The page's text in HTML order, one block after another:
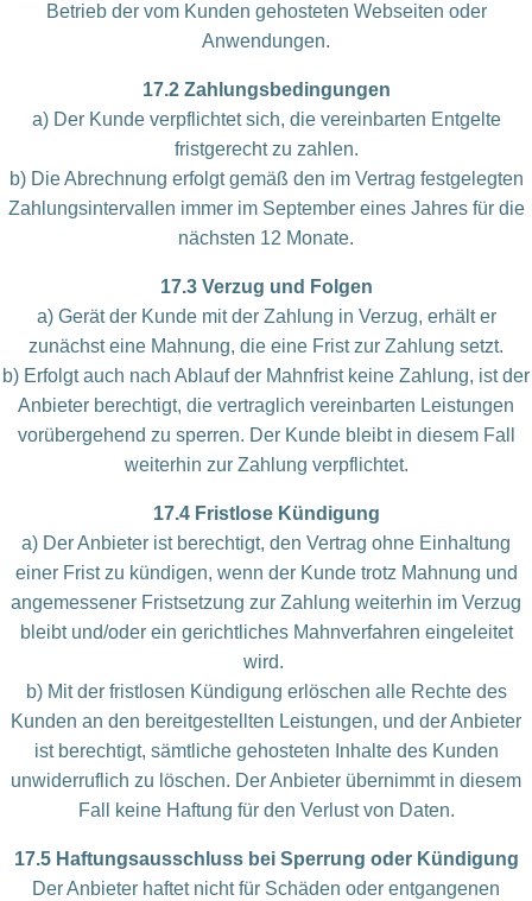
Betrieb der vom Kunden gehosteten Webseiten oder
Anwendungen.
17.2 Zahlungsbedingungen
a) Der Kunde verpflichtet sich, die vereinbarten Entgelte
fristgerecht zu zahlen.
b) Die Abrechnung erfolgt gemäß den im Vertrag festgelegten
Zahlungsintervallen immer im September eines Jahres für die
nächsten 12 Monate.
17.3 Verzug und Folgen
a) Gerät der Kunde mit der Zahlung in Verzug, erhält er
zunächst eine Mahnung, die eine Frist zur Zahlung setzt.
b) Erfolgt auch nach Ablauf der Mahnfrist keine Zahlung, ist der
Anbieter berechtigt, die vertraglich vereinbarten Leistungen
vorübergehend zu sperren. Der Kunde bleibt in diesem Fall
weiterhin zur Zahlung verpflichtet.
17.4 Fristlose Kündigung
a) Der Anbieter ist berechtigt, den Vertrag ohne Einhaltung
einer Frist zu kündigen, wenn der Kunde trotz Mahnung und
angemessener Fristsetzung zur Zahlung weiterhin im Verzug
bleibt und/oder ein gerichtliches Mahnverfahren eingeleitet
wird.
b) Mit der fristlosen Kündigung erlöschen alle Rechte des
Kunden an den bereitgestellten Leistungen, und der Anbieter
ist berechtigt, sämtliche gehosteten Inhalte des Kunden
unwiderruflich zu löschen. Der Anbieter übernimmt in diesem
Fall keine Haftung für den Verlust von Daten.
17.5 Haftungsausschluss bei Sperrung oder Kündigung
Der Anbieter haftet nicht für Schäden oder entgangenen